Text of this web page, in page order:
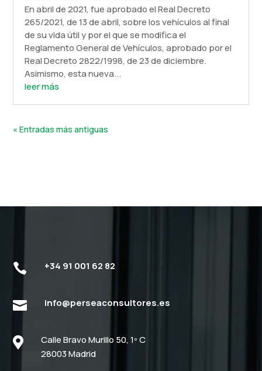
En abril de 2021, fue aprobado el Real Decreto
265/2021, de 13 de abril, sobre los vehículos al final
de su vida útil y por el que se modifica el
Reglamento General de Vehículos, aprobado por el
Real Decreto 2822/1998, de 23 de diciembre.
Asimismo, esta nueva...
leer más
« Entradas más antiguas
 +34 91 001 62 82
 info@perseaconsultores.es

Calle Bravo Murillo 50, 1º C
28003 Madrid